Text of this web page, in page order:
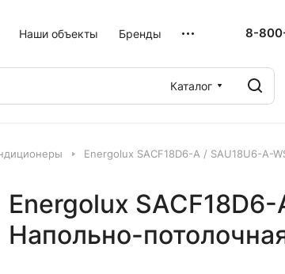
Наши объекты Бренды 8-
Каталог
Energolux SAСF18D6-A / SAU18U6-A-
Energolux
Напольно-